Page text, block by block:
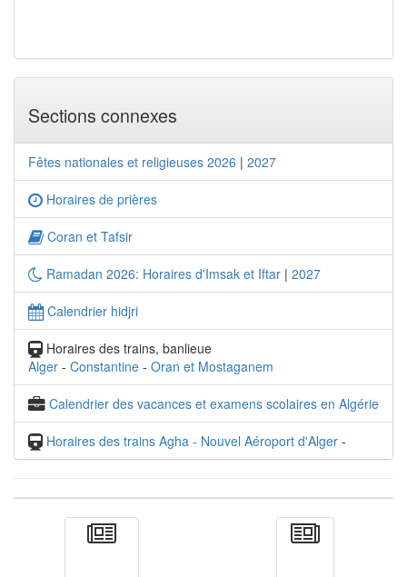
Sections connexes
Fêtes nationales et religieuses 2026 | 2027
Horaires de prières
Coran et Tafsir
Ramadan 2026: Horaires d'Imsak et Iftar | 2027
Calendrier hidjri
Horaires des trains, banlieue
Alger - Constantine - Oran et Mostaganem
Calendrier des vacances et examens scolaires en Algérie
Horaires des trains Agha - Nouvel Aéroport d'Alger -